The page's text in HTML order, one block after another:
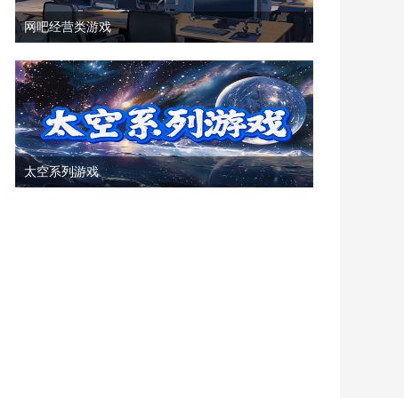
网吧经营类游戏
太空系列游戏